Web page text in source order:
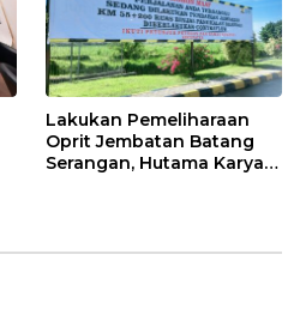
Lakukan Pemeliharaan
Oprit Jembatan Batang
Serangan, Hutama Karya